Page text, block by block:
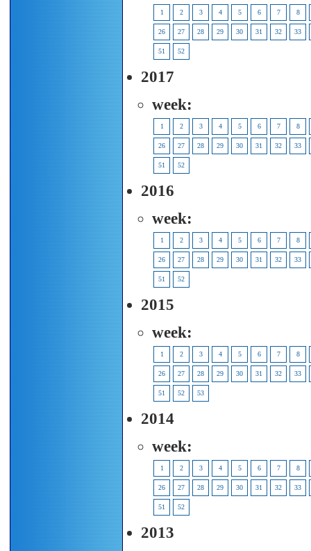
1 2 3 4 5 6 7 8
26 27 28 29 30 31 32 33
51 52
2017
week:
1 2 3 4 5 6 7 8
26 27 28 29 30 31 32 33
51 52
2016
week:
1 2 3 4 5 6 7 8
26 27 28 29 30 31 32 33
51 52
2015
week:
1 2 3 4 5 6 7 8
26 27 28 29 30 31 32 33
51 52 53
2014
week:
1 2 3 4 5 6 7 8
26 27 28 29 30 31 32 33
51 52
2013